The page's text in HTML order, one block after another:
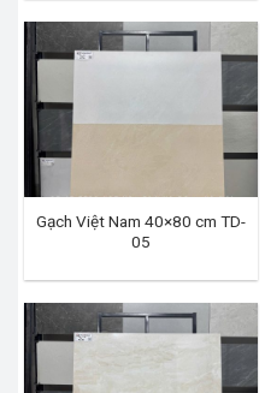
Gạch Việt Nam 40×80 cm TD-
05